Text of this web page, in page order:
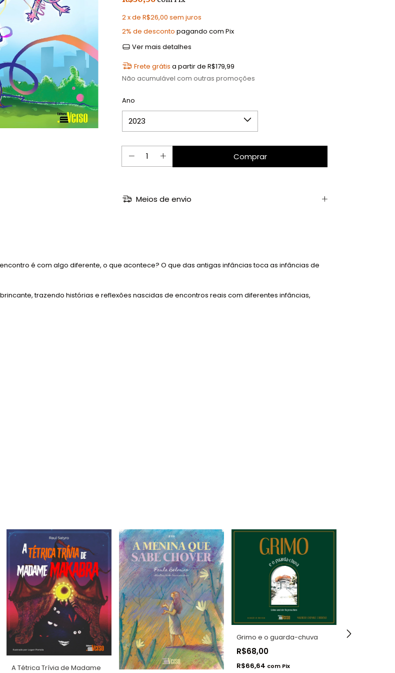
2x de R$26,00 sem juros
2% de desconto pagando com Pix
Ver mais detalhes
Frete grátis a partir de R$179,99
Não acumulável com outras promoções
Ano
Meios de envio
é com algo diferente, o que acontece? O que das antigas infâncias toca as infâncias de
trazendo histórias e reflexões nascidas de encontros reais com diferentes infâncias,
A Tétrica Trívia de Madame
Grimo e o guarda-chuva
R$68,00
R$66,64 com Pix